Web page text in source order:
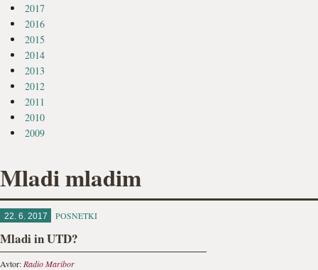
2017
2016
2015
2014
2013
2012
2011
2010
2009
Mladi mladim
22. 6. 2017 POSNETKI
Mladi in UTD?
Avtor: Radio Maribor